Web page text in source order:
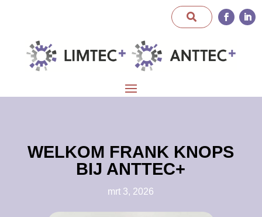
WELKOM FRANK KNOPS
BIJ ANTTEC+
mrt 3, 2026